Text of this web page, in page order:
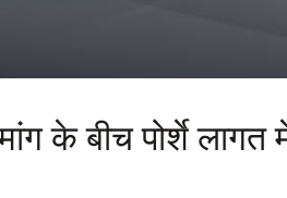
के बीच पोर्शे लागत